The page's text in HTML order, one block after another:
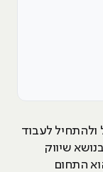
ולהתחיל לעבוד
שיווק
התחום